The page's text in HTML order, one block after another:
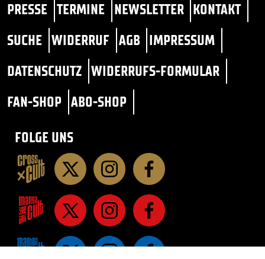
PRESSE TERMINE NEWSLETTER KONTAKT
SUCHE WIDERRUF AGB IMPRESSUM
DATENSCHUTZ WIDERRUFS-FORMULAR
FAN-SHOP ABO-SHOP
FOLGE UNS